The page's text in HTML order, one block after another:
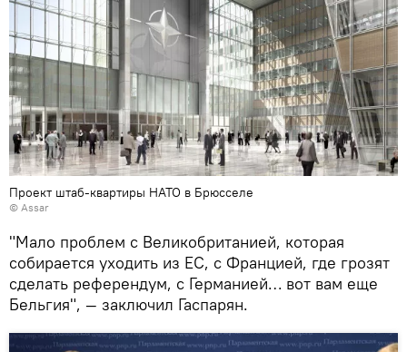
Проект штаб-квартиры НАТО в Брюсселе
© Assar
"Мало проблем с Великобританией, которая
собирается уходить из ЕС, с Францией, где грозят
сделать референдум, с Германией… вот вам еще
Бельгия", — заключил Гаспарян.